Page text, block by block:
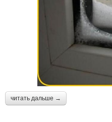
читать дальше →